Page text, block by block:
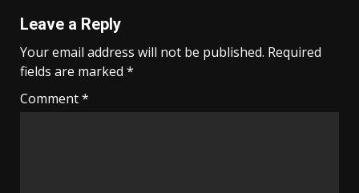
Leave a Reply
Your email address will not be published. Required
fields are marked *
Comment*